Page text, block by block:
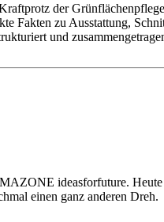
der
Fakten zu Ausstattung,
und
ideasforfuture.
einen ganz anderen Dreh.